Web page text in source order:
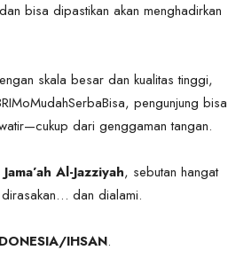
bisa dipastikan akan menghadirkan
skala besar dan kualitas tinggi,
pengunjung bisa
dari genggaman tangan.
Jama’ah Al-Jazziyah, sebutan hangat
dirasakan… dan dialami.
IHSAN.